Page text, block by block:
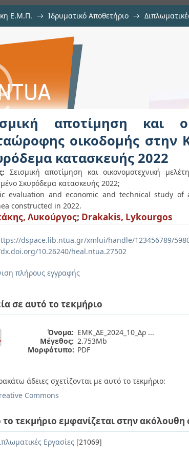
Ε.Μ.Π. → Ιδρυματικό Αποθετήριο →
και οικονομοτεχνική
Σκυρόδεμα
αποτίμηση και
οικοδομής στην
κατασκευής 2022
Σεισμική αποτίμηση και οικονομοτεχνική
Σκυρόδεμα κατασκευής 2022;
evaluation and economic and technical study
constructed in 2022.
Λυκούργος; Drakakis, Lykourgos
dspace.lib.ntua.gr/xmlui/handle/123456789/
10.26240/heal.ntua.27502
πλήρους εγγραφής
σε αυτό το τεκμήριο
Όνομα: ΕΜΚ_ΔΕ_2024_10_Δρ ...
Μέγεθος: 2.753Mb
Μορφότυπο: PDF
άδειες σχετίζονται με αυτό το τεκμήριο:
Commons
το τεκμήριο εμφανίζεται στην ακόλουθη
Εργασίες [21069]